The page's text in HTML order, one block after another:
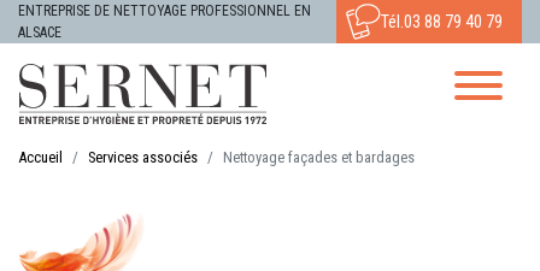
ENTREPRISE DE NETTOYAGE PROFESSIONNEL EN
ALSACE
Tél.03 88 79 40 79
Accueil Services associés Nettoyage façades et bardages